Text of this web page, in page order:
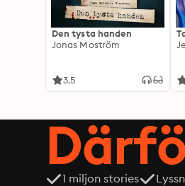
Den tysta handen
Jonas Moström
3.5
1 miljon stories